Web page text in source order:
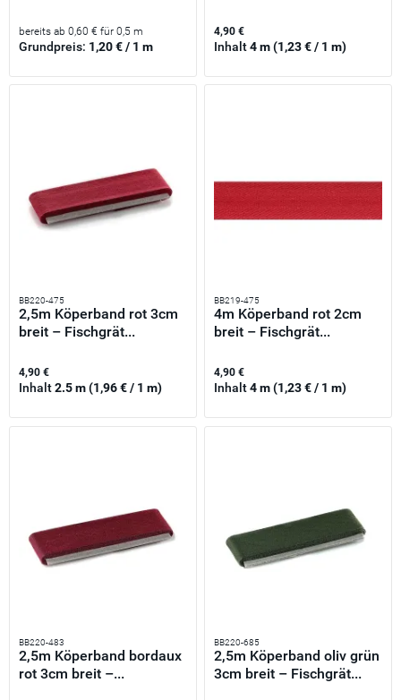
bereits ab 0,60 € für 0,5 m
Grundpreis: 1,20 € / 1 m
4,90 €
Inhalt4 m(1,23 € / 1 m)
BB220-475
2,5m Köperband rot 3cm
breit – Fischgrät...
4,90 €
Inhalt2.5 m(1,96 € / 1 m)
BB219-475
4m Köperband rot 2cm
breit – Fischgrät...
4,90 €
Inhalt4 m(1,23 € / 1 m)
BB220-483
2,5m Köperband bordaux
rot 3cm breit –...
BB220-685
2,5m Köperband oliv grün
3cm breit – Fischgrät...